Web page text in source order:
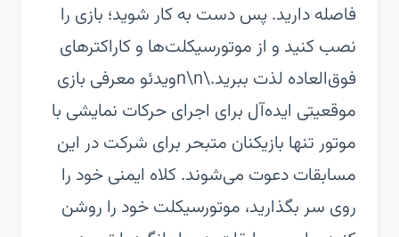
فاصله دارید. پس دست به کار شوید؛ بازی را
نصب کنید و از موتورسیکلت‌ها و کاراکتر‌های
فوق‌العاده لذت ببرید.\n\nویدئو معرفی بازی‏
موقعیتی ایده‌آل برای اجرای حرکات نمایشی با
موتور تنها بازیکنان متبحر برای شرکت در این
مسابقات دعوت می‌شوند. کلاه ایمنی خود را
روی سر بگذارید، موتورسیکلت خود را روشن